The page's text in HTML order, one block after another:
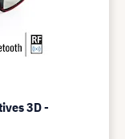
3D -